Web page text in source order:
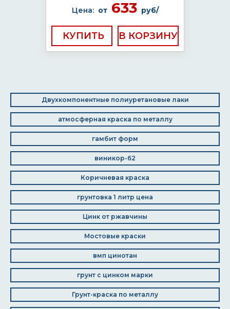
Цена: от633 руб/
КУПИТЬ
Двухкомпонентные полиуретановые лаки
атмосферная краска по металлу
гамбит форм
виникор-62
Коричневая краска
грунтовка 1 литр цена
Цинк от ржавчины
Мостовые краски
вмп цинотан
грунт с цинком марки
Грунт-краска по металлу